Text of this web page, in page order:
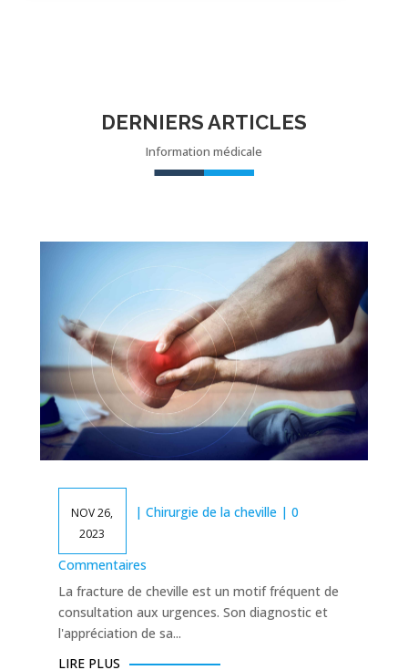
DERNIERS ARTICLES
Information médicale
NOV 26,
2023
| Chirurgie de la cheville| 0
Commentaires
La fracture de cheville est un motif fréquent de
consultation aux urgences. Son diagnostic et
l'appréciation de sa...
LIRE PLUS